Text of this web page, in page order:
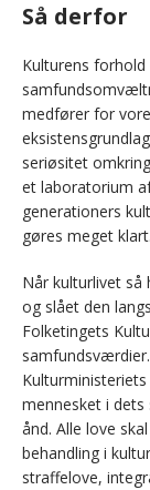
Så derfor
Kulturens
medfører for
seriøsitet
et laboratorium
generationers
gøres meget
Når kulturlivet så
og slået den
Folketingets
mennesket i
ånd. Alle love
behandling i
straffelove,